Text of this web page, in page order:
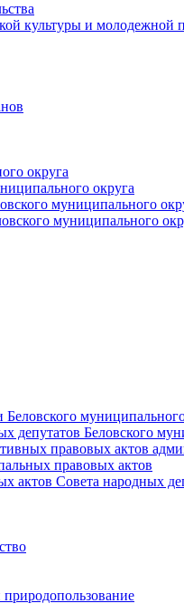
культуры и молодежной
округа
округа
муниципального
муниципального
депутатов Беловского
правовых актов
правовых актов
актов Совета народных
природопользование